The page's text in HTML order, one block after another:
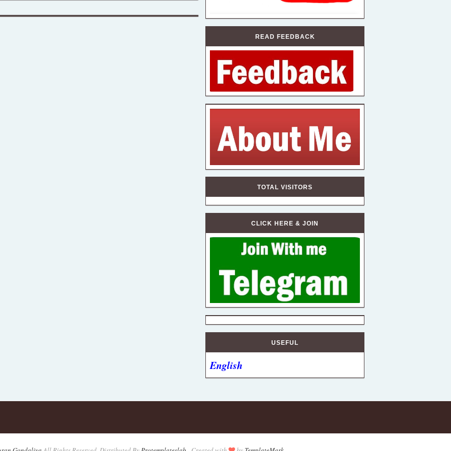
READ FEEDBACK
TOTAL VISITORS
CLICK HERE & JOIN
USEFUL
English